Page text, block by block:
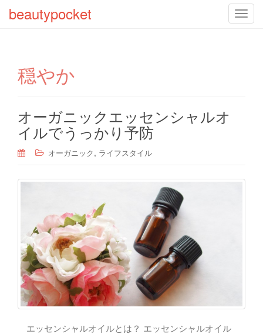
T
t
beautypocket
穏やか
オーガニックエッセンシャルオ
イルでうっかり予防
オーガニック, ライフスタイル
エッセンシャルオイルとは？ エッセンシャルオイル